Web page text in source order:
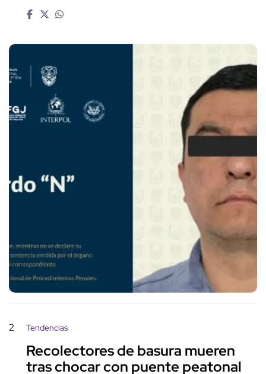
2 Tendencias
Recolectores de basura mueren
tras chocar con puente peatonal